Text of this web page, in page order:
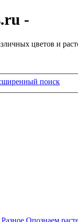
-
цветов и
поиск